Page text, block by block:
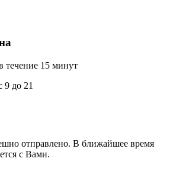
течение 15 минут
9 до 21
отправлено. В ближайшее время
с Вами.